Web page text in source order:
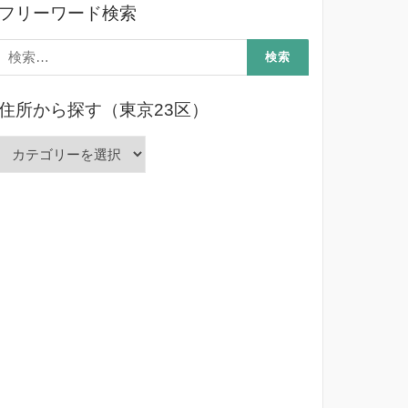
フリーワード検索
検
索:
所から探す（東京23区）